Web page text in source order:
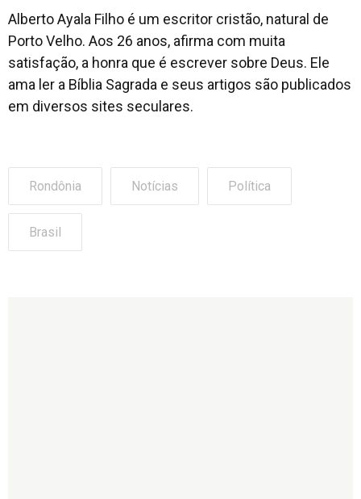
Alberto Ayala Filho é um escritor cristão, natural de
Porto Velho. Aos 26 anos, afirma com muita
satisfação, a honra que é escrever sobre Deus. Ele
ama ler a Bíblia Sagrada e seus artigos são publicados
em diversos sites seculares.
Rondônia Notícias Política
Brasil